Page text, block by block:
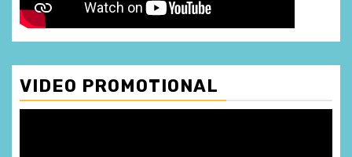
VIDEO PROMOTIONAL